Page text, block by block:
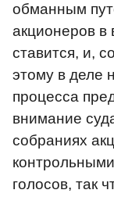
обманным
акционеров в
ставится, и,
этому в деле
процесса
внимание
собраниях
голосов, так